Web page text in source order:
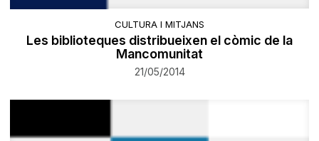
CULTURA I MITJANS
Les biblioteques distribueixen el còmic de la
Mancomunitat
21/05/2014